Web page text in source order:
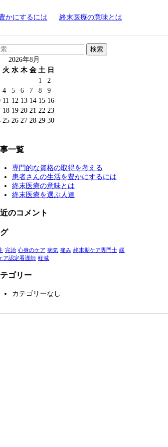
かにするには 終末医療の意味とは
2026年8月
火 水 木 金 土 日
1
2
4 5 6 7 8
9
11 12 13 14 15 16
18 19 20 21 22 23
25 26 27 28 29 30
一覧
専門的な資格の取得を考える
患者さんの生活を豊かにするには
終末医療の意味とは
終末医療を選ぶ人達
のコメント
完治 心身のケア 病気 痛み 終末期ケア専門士 緩
ア認定看護師 軽減
ゴリー
カテゴリーなし